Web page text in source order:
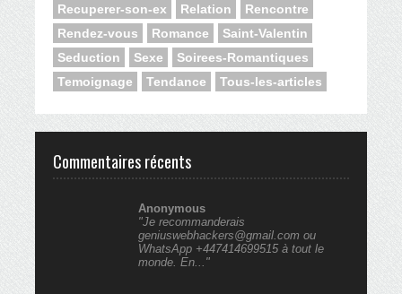
Recuperer-son-ex
Relation
Rencontre
Rendez-vous
Romance
Saint-Valentin
Seduction
Sexe
Soirees-Romantiques
Temoignage
Tendance Tous-les-articles
Commentaires récents
Anonymous
"Je recommanderais
geniuswebhackers@gmail.com ou
WhatsApp +447414699515 à tout le
monde. En..."